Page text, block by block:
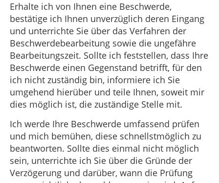
Erhalte ich von Ihnen eine Beschwerde,
bestätige ich Ihnen unverzüglich deren Eingang
und unterrichte Sie über das Verfahren der
Beschwerdebearbeitung sowie die ungefähre
Bearbeitungszeit. Sollte ich feststellen, dass Ihre
Beschwerde einen Gegenstand betrifft, für den
ich nicht zuständig bin, informiere ich Sie
umgehend hierüber und teile Ihnen, soweit mir
dies möglich ist, die zuständige Stelle mit.
Ich werde Ihre Beschwerde umfassend prüfen
und mich bemühen, diese schnellstmöglich zu
beantworten. Sollte dies einmal nicht möglich
sein, unterrichte ich Sie über die Gründe der
Verzögerung und darüber, wann die Prüfung